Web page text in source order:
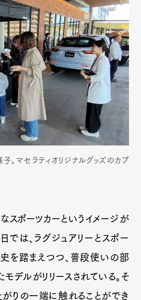
。マセラティオリジナルグッズのカプ
スポーツカーというイメージが
では、ラグジュアリーとスポー
を踏まえつつ、普段使いの部
デルがリリースされている。そ
りの一端に触れることができ